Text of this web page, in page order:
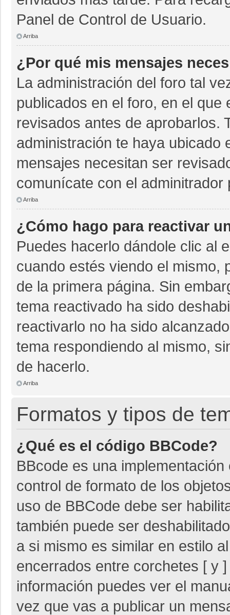
Panel de Control de Usuario.
Arriba
¿Por qué mis mensajes
La administración del foro tal
publicados en el foro, en el
revisados antes de aprobarlos.
administración te haya ubicado
mensajes necesitan ser
comunícate con el
Arriba
¿Cómo hago para reactivar
Puedes hacerlo dándole clic al
cuando estés viendo el mismo,
de la primera página. Sin
tema reactivado ha sido
reactivarlo no ha sido
tema respondiendo al mismo,
de hacerlo.
Arriba
Formatos y tipos de
¿Qué es el código BBCode?
BBcode es una
control de formato de los
uso de BBCode debe ser
también puede ser
a si mismo es similar en estilo
encerrados entre corchetes [ y
información puedes ver el
vez que vas a publicar un